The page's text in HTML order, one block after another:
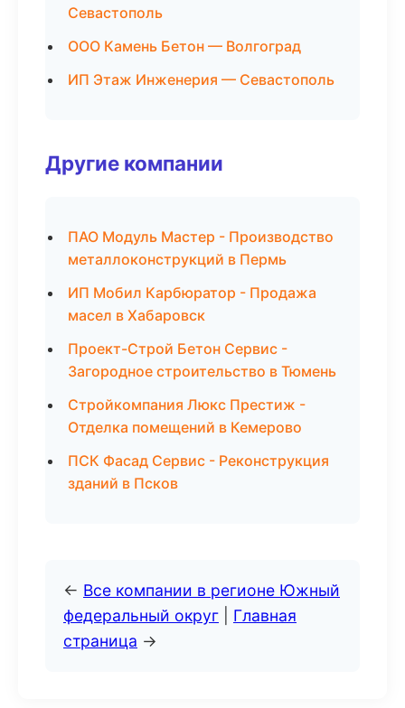
Севастополь
ООО Камень Бетон — Волгоград
ИП Этаж Инженерия — Севастополь
Другие компании
ПАО Модуль Мастер - Производство
металлоконструкций в Пермь
ИП Мобил Карбюратор - Продажа
масел в Хабаровск
Проект-Строй Бетон Сервис -
Загородное строительство в Тюмень
Стройкомпания Люкс Престиж -
Отделка помещений в Кемерово
ПСК Фасад Сервис - Реконструкция
зданий в Псков
← Все компании в регионе Южный
федеральный округ
Главная
страница →